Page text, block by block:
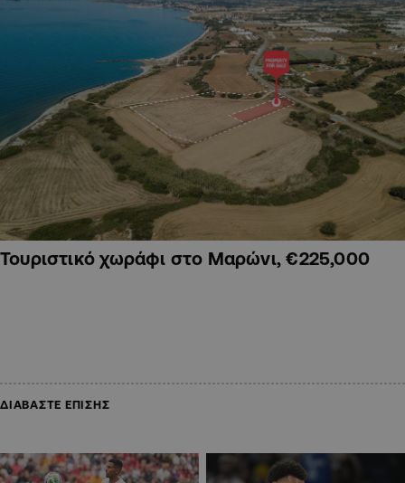
Τουριστικό χωράφι στο Μαρώνι, €225,000
ΔΙΑΒΑΣΤΕ ΕΠΙΣΗΣ